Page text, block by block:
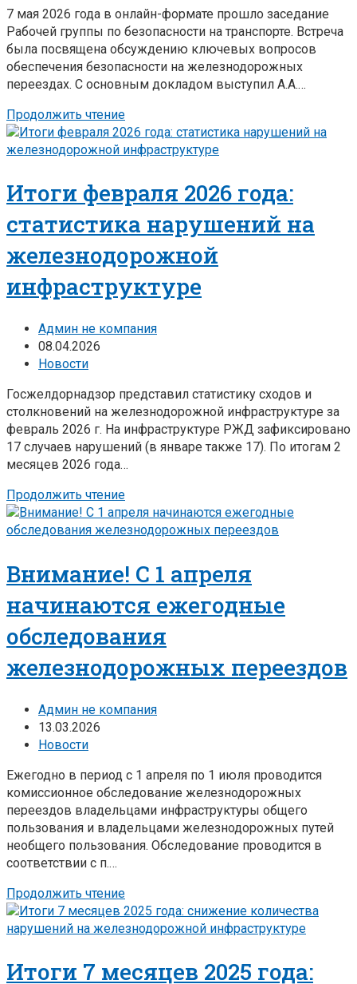
7 мая 2026 года в онлайн-формате прошло заседание
Рабочей группы по безопасности на транспорте. Встреча
была посвящена обсуждению ключевых вопросов
обеспечения безопасности на железнодорожных
переездах. С основным докладом выступил А.А.…
Продолжить чтение
Итоги февраля 2026 года:
статистика нарушений на
железнодорожной
инфраструктуре
Админ не компания
08.04.2026
Новости
Госжелдорнадзор представил статистику сходов и
столкновений на железнодорожной инфраструктуре за
февраль 2026 г. На инфраструктуре РЖД зафиксировано
17 случаев нарушений (в январе также 17). По итогам 2
месяцев 2026 года…
Продолжить чтение
Внимание! С 1 апреля
начинаются ежегодные
обследования
железнодорожных переездов
Админ не компания
13.03.2026
Новости
Ежегодно в период с 1 апреля по 1 июля проводится
комиссионное обследование железнодорожных
переездов владельцами инфраструктуры общего
пользования и владельцами железнодорожных путей
необщего пользования. Обследование проводится в
соответствии с п.…
Продолжить чтение
Итоги 7 месяцев 2025 года: